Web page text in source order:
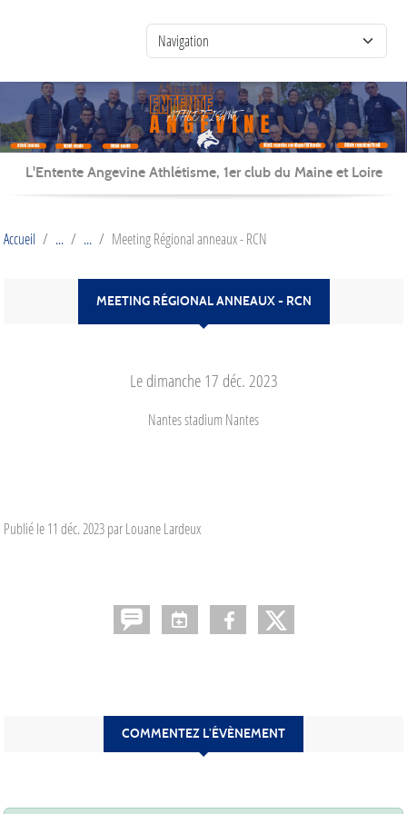
L'Entente Angevine Athlétisme, 1er club du Maine et Loire
Accueil Meeting Régional anneaux - RCN
MEETING RÉGIONAL ANNEAUX - RCN
Le dimanche 17 déc. 2023
Nantes stadium Nantes
Publié le11 déc. 2023par Louane Lardeux
COMMENTEZ L’ÉVÈNEMENT